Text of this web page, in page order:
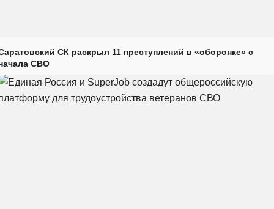
СК раскрыл 11 преступлений в «оборонке» с
СВО